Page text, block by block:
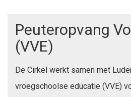
Peuteropvang
(VVE)
De Cirkel werkt samen met
vroegschoolse educatie (VVE)